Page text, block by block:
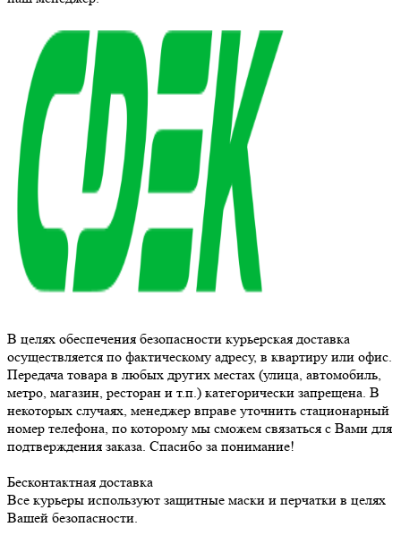
В целях обеспечения безопасности курьерская доставка
осуществляется по фактическому адресу, в квартиру или офис.
Передача товара в любых других местах (улица, автомобиль,
метро, магазин, ресторан и т.п.) категорически запрещена. В
некоторых случаях, менеджер вправе уточнить стационарный
номер телефона, по которому мы сможем связаться с Вами для
подтверждения заказа. Спасибо за понимание!
Бесконтактная доставка
Все курьеры используют защитные маски и перчатки в целях
Вашей безопасности.